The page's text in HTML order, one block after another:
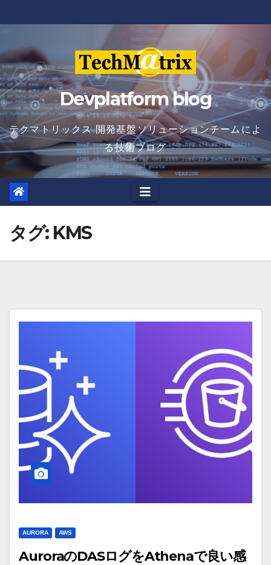
to
content
Devplatform blog
テクマトリックス 開発基盤ソリューションチームによ
る技術ブログ
タグ: KMS
AURORA AWS
AuroraのDASログをAthenaで良い感